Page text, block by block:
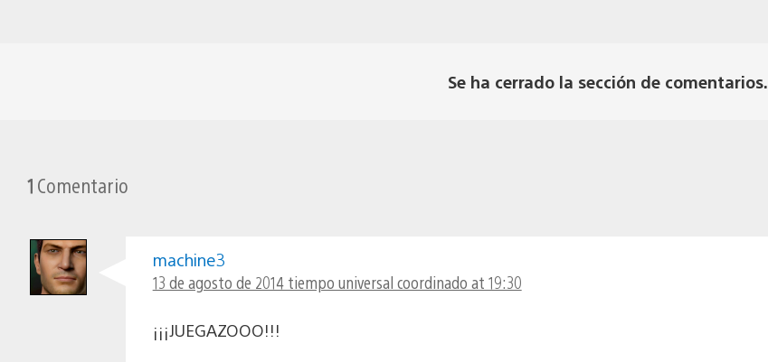
Se ha cerrado la sección de comentarios.
1 Comentario
machine3
13 de agosto de 2014 tiempo universal coordinado at 19:30
¡¡¡JUEGAZOOO!!!